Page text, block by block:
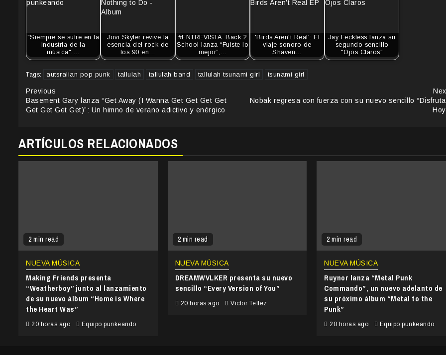
"Siempre se sufre en la
industria de la
música":…
Jovi Skyler revive la
esencia del rock de
los 90 en…
#ENTREVISTA: Back 2
School lanza “Fuiste lo
mejor”,…
'Birds Aren't Real': El
viaje sonoro de
Shaven…
Jay Feckless lanza su
segundo sencillo
"Ojos Claros"
Tags: autsralian pop punk tallulah tallulah band tallulah tsunami girl tsunami girl
Continue
Reading
Previous
Basement Gary lanza “Get Away (I Wanna Get Get Get Get
Get Get Get Get)”: Un himno de verano adictivo y enérgico
Nobak regresa con fuerza con su nuevo sencillo
ARTÍCULOS RELACIONADOS
2 min read
NUEVA MÚSICA
Making Friends presenta
“Weatherboy” junto al lanzamiento
de su nuevo álbum “Home is Where
the Heart Was”
20 horas ago Equipo punkeando
2 min read
NUEVA MÚSICA
DREAMWVLKER presenta su nuevo
sencillo “Every Version of You”
20 horas ago Victor Tellez
2 min read
NUEVA MÚSICA
Ruynor lanza “Metal Punk
Commando”, un nuevo adelanto de
su próximo álbum “Metal to the
Punk”
20 horas ago Equipo punkeando